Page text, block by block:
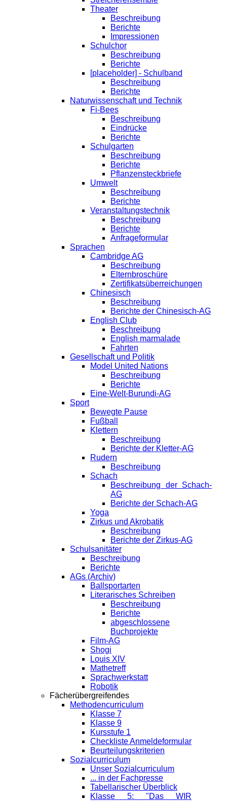
Theater
Beschreibung
Berichte
Impressionen
Schulchor
Beschreibung
Berichte
[placeholder] - Schulband
Beschreibung
Berichte
Naturwissenschaft und Technik
Fi-Bees
Beschreibung
Eindrücke
Berichte
Schulgarten
Beschreibung
Berichte
Pflanzensteckbriefe
Umwelt
Beschreibung
Berichte
Veranstaltungstechnik
Beschreibung
Berichte
Anfrageformular
Sprachen
Cambridge AG
Beschreibung
Elternbroschüre
Zertifikatsüberreichungen
Chinesisch
Beschreibung
Berichte der Chinesisch-AG
English Club
Beschreibung
English marmalade
Fahrten
Gesellschaft und Politik
Model United Nations
Beschreibung
Berichte
Eine-Welt-Burundi-AG
Sport
Bewegte Pause
Fußball
Klettern
Beschreibung
Berichte der Kletter-AG
Rudern
Beschreibung
Schach
Beschreibung der Schach-
AG
Berichte der Schach-AG
Yoga
Zirkus und Akrobatik
Beschreibung
Berichte der Zirkus-AG
Schulsanitäter
Beschreibung
Berichte
AGs (Archiv)
Ballsportarten
Literarisches Schreiben
Beschreibung
Berichte
abgeschlossene
Buchprojekte
Film-AG
Shogi
Louis XIV
Mathetreff
Sprachwerkstatt
Robotik
Fächerübergreifendes
Methodencurriculum
Klasse 7
Klasse 9
Kursstufe 1
Checkliste Anmeldeformular
Beurteilungskriterien
Sozialcurriculum
Unser Sozialcurriculum
... in der Fachpresse
Tabellarischer Überblick
Klasse 5: "Das WIR